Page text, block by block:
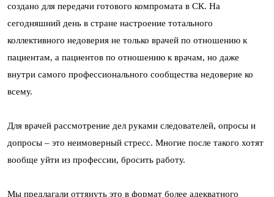
создано для передачи готового компромата в СК. На
сегодняшний день в стране настроение тотального
коллективного недоверия не только врачей по отношению к
пациентам, а пациентов по отношению к врачам, но даже
внутри самого профессионального сообщества недоверие ко
всему.
Для врачей рассмотрение дел руками следователей, опросы и
допросы – это неимоверный стресс. Многие после такого хотят
вообще уйти из профессии, бросить работу.
Мы предлагали оттянуть это в формат более адекватного